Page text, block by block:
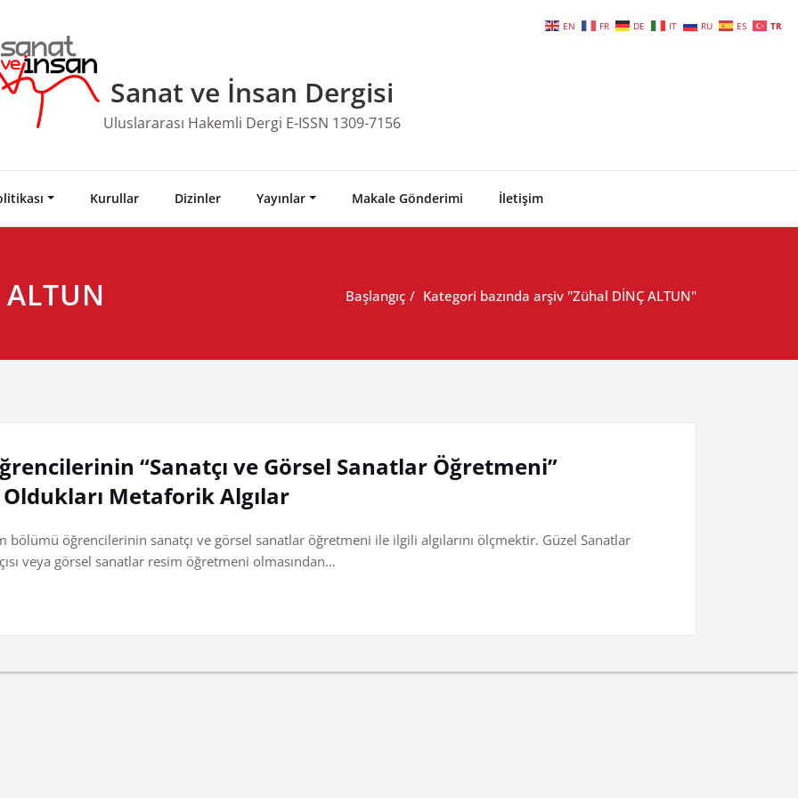
Sanat ve İnsan Dergisi
Uluslararası Hakemli Dergi E-ISSN 1309-7156
Kurullar Dizinler Yayınlar Makale Gönderimi İletişim
Başlangıç Kategori bazında arşiv "Zühal DİNÇ ALTUN"
“Sanatçı ve Görsel Sanatlar Öğretmeni”
Metaforik Algılar
bölümü öğrencilerinin sanatçı ve görsel sanatlar öğretmeni ile ilgili algılarını ölçmektir. Güzel Sanatlar
veya görsel sanatlar resim öğretmeni olmasından…
EN FR DE IT RU ES TR